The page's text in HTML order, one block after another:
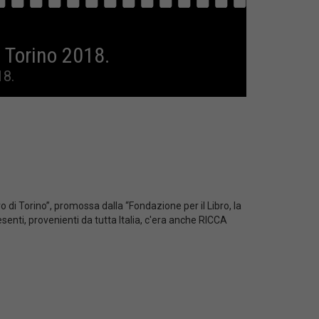
Torino 2018.
Torino”, promossa dalla “Fondazione per il Libro, la
provenienti da tutta Italia, c'era anche RICCA